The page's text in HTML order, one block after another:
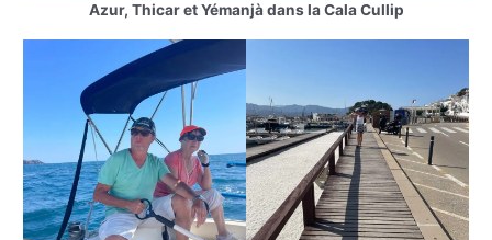
Azur, Thicar et Yémanjà dans la Cala Cullip